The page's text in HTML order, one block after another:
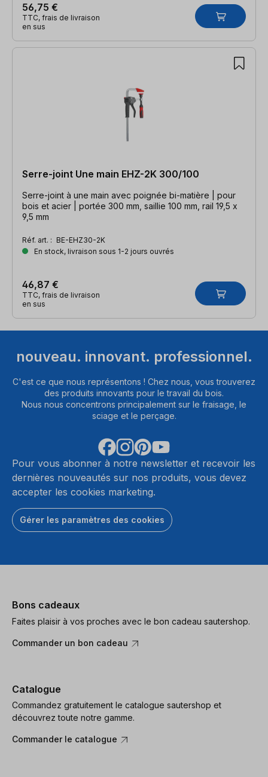
56,75 €
TTC, frais de livraison
en sus
Serre-joint Une main EHZ-2K 300/100
Serre-joint à une main avec poignée bi-matière | pour
bois et acier | portée 300 mm, saillie 100 mm, rail 19,5 x
9,5 mm
Réf. art. : BE-EHZ30-2K
En stock, livraison sous 1-2 jours ouvrés
46,87 €
TTC, frais de livraison
en sus
nouveau. innovant. professionnel.
C'est ce que nous représentons ! Chez nous, vous trouverez
des produits innovants pour le travail du bois.
Nous nous concentrons principalement sur le fraisage, le
sciage et le perçage.
Pour vous abonner à notre newsletter et recevoir les
dernières nouveautés sur nos produits, vous devez
accepter les cookies marketing.
Gérer les paramètres des cookies
Bons cadeaux
Faites plaisir à vos proches avec le bon cadeau sautershop.
Commander un bon cadeau
Catalogue
Commandez gratuitement le catalogue sautershop et
découvrez toute notre gamme.
Commander le catalogue